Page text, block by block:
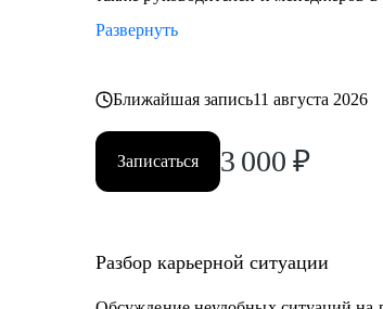
Развернуть
Ближайшая запись11 августа 2026
Записаться 3 000 ₽
Разбор карьерной ситуации